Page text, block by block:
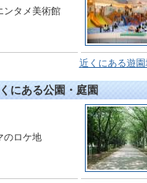
ンタメ美術館
近くにある遊
にある公園・庭園
のロケ地